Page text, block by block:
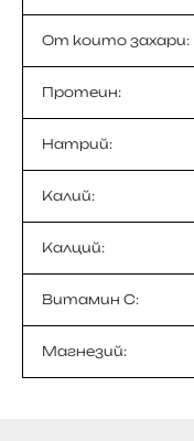
От които захари:
Протеин:
Натрий:
Калий:
Калций:
Витамин С:
Магнезий: